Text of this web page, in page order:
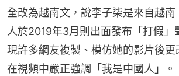
全改為越南文，說李子柒是來自越
人於2019年3月則出面發布「打假」
現許多網友複製、模仿她的影片後
在視頻中嚴正強調「我是中國人」。